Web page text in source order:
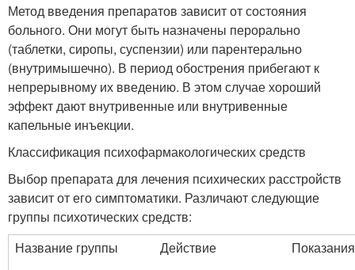
Метод введения препаратов зависит от состояния
больного. Они могут быть назначены перорально
(таблетки, сиропы, суспензии) или парентерально
(внутримышечно). В период обострения прибегают к
непрерывному их введению. В этом случае хороший
эффект дают внутривенные или внутривенные
капельные инъекции.
Классификация психофармакологических средств
Выбор препарата для лечения психических расстройств
зависит от его симптоматики. Различают следующие
группы психотических средств:
Название группы
Действие Показания